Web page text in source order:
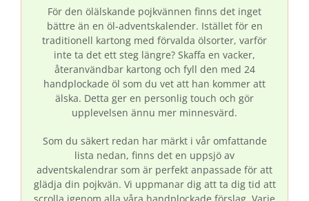
För den ölälskande pojkvännen finns det inget
bättre än en öl-adventskalender. Istället för en
traditionell kartong med förvalda ölsorter, varför
inte ta det ett steg längre? Skaffa en vacker,
återanvändbar kartong och fyll den med 24
handplockade öl som du vet att han kommer att
älska. Detta ger en personlig touch och gör
upplevelsen ännu mer minnesvärd.
Som du säkert redan har märkt i vår omfattande
lista nedan, finns det en uppsjö av
adventskalendrar som är perfekt anpassade för att
glädja din pojkvän. Vi uppmanar dig att ta dig tid att